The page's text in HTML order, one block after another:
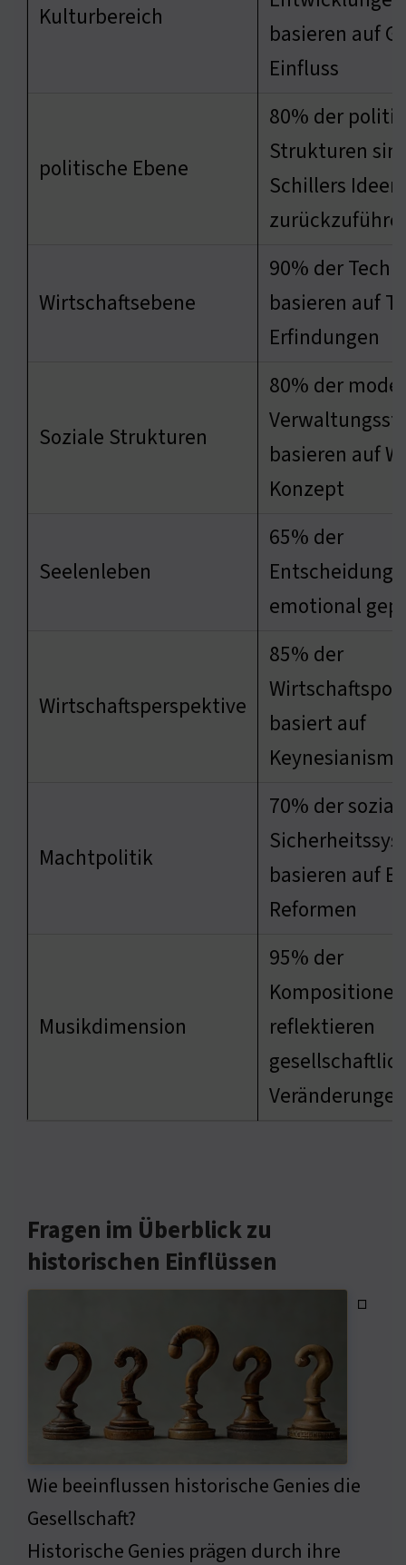
Kulturbereich
basieren auf
Einfluss
politische Ebene
80% der
Strukturen
Schillers Ideen
Wirtschaftsebene
90% der
basieren auf
Erfindungen
Soziale Strukturen
80% der
basieren auf
Konzept
Seelenleben
65% der
emotional
Wirtschaftsperspektive
85% der
basiert auf
Machtpolitik
70% der
basieren auf
Reformen
Musikdimension
95% der
Kompositionen
reflektieren
Veränderungen
Fragen im Überblick zu
historischen Einflüssen
◽
Wie beeinflussen historische Genies die
Gesellschaft?
Historische Genies prägen durch ihre